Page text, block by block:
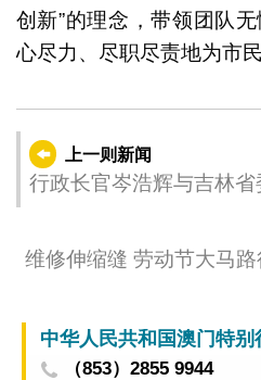
创新”的理念，带领团队
心尽力、尽职尽责地为市民
上一则新闻
行政长官岑浩辉与吉林
维修伸缩缝 劳动节大马
中华人民共和国澳门特别
（853）2855 9944